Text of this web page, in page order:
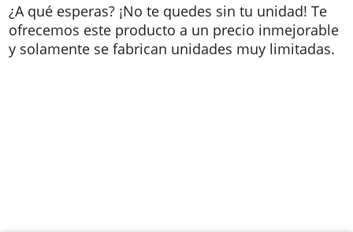
¿A qué esperas? ¡No te quedes sin tu unidad! Te
ofrecemos este producto a un precio inmejorable
y solamente se fabrican unidades muy limitadas.